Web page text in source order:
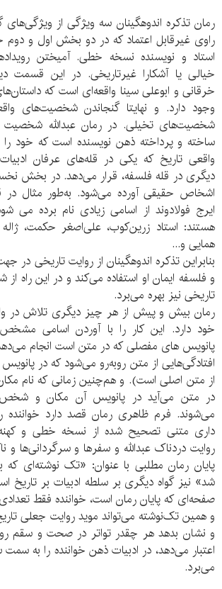
رمان تذکره اندوهگینان سه ویژگی از ویژگی‌های
راوی غیرقابل اعتماد که در دو بخش اول و دوم
استاد و نویسنده نسخه خطی. آمیختن
خیالی یا آشکارا غیرتاریخی. در این قسمت
خرقانی و ابوعلی سینا واقعه‌ای است که
وجود دارد. و نهایتا گنجاندن شخصیت‌های
شخصیت‌های تخیلی. در رمان عبدالله شخصیت
ساخته و پرداخته ذهن نویسنده است که خود
واقعی تاریخ که یکی در قله‌های عرفان
دیگری در قله فلسفه، قرار می‌دهد. در بخش
اشخاص حقیقی آورده می‌شود. به‌طور مثال در
ایرج فولادوند از اسامی زیادی نام برده
هستند: استاد زرین‌کوب، علی‌اصغر حکمت، ژاله
همایی و...
بنابراین تذکره اندوهگینان از روایت تاریخی در
و فلسفه ایمان او استفاده می‌کند و در این راه
تاریخی نیز بهره می‌برد.
رمان بیش و پیش از هر چیز دیگری تلاش در
خود دارد. این کار را با آوردن اسامی
پانویس های مفصلی که در متن است انجام می‌دهد.
افتادگی‌هایی از متن روبه‌رو می‌شود که در
از متن اصلی است). و هم‌چنین زمانی که نام
در متن می‌آید در پانویس آن مکان و شخص
می‌شوند. فرم ظاهری رمان قصد دارد خواننده
داری متنی تصحیح شده از نسخه خطی و
روایت دردناک عبدالله و سفرها و سرگردانی‌ها
پایان رمان مطلبی با عنوان: «تک نوشته‌ای
شد» نیز گواه دیگری بر سلطه ادبیات بر
صفحه‌ای که پایان رمان است، خواننده فقط
و همین تک‌نوشته می‌تواند موید روایت جعلی
و نشان بدهد هر چقدر تواتر در صحت و سقم
اعتبار می‌دهد، در ادبیات ذهن خواننده را به
می‌برد.